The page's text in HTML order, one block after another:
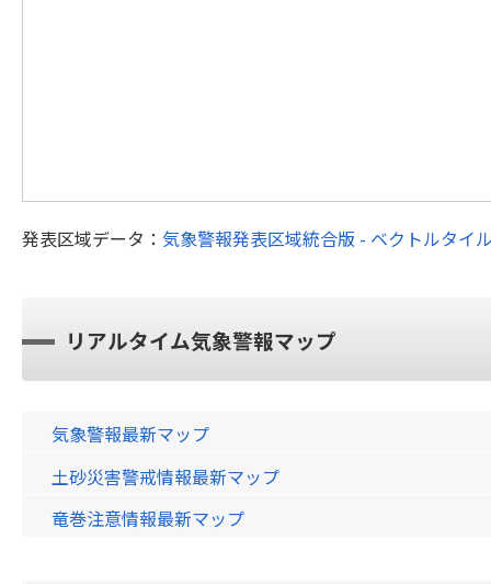
発表区域データ： 気象警報発表区域統合版 - ベクトルタイ
リアルタイム気象警報マップ
気象警報最新マップ
土砂災害警戒情報最新マップ
竜巻注意情報最新マップ